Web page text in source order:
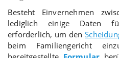
Besteht Einvernehmen
lediglich einige Daten
erforderlich, um den
beim Familiengericht